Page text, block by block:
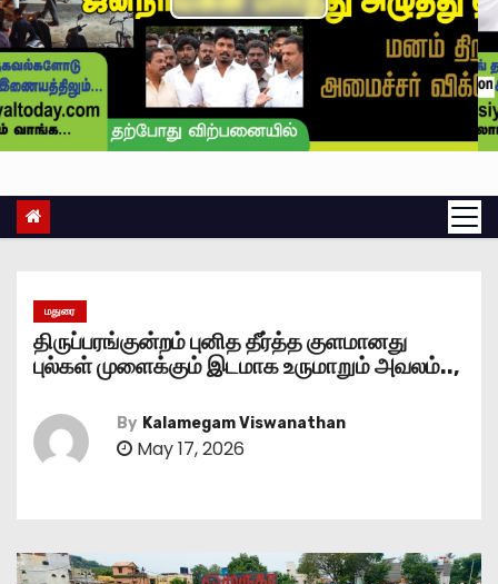
மதுரை
திருப்பரங்குன்றம் புனித தீர்த்த குளமானது
புல்கள் முளைக்கும் இடமாக உருமாறும் அவலம்..,
By Kalamegam Viswanathan
May 17, 2026